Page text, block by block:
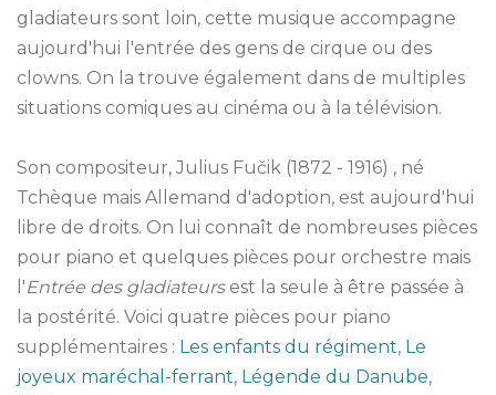
gladiateurs sont loin, cette musique accompagne
aujourd'hui l'entrée des gens de cirque ou des
clowns. On la trouve également dans de multiples
situations comiques au cinéma ou à la télévision.
Son compositeur, Julius Fučik (1872 - 1916) , né
Tchèque mais Allemand d'adoption, est aujourd'hui
libre de droits. On lui connaît de nombreuses pièces
pour piano et quelques pièces pour orchestre mais
l'Entrée des gladiateursest la seule à être passée à
la postérité. Voici quatre pièces pour piano
supplémentaires : Les enfants du régiment, Le
joyeux maréchal-ferrant, Légende du Danube,